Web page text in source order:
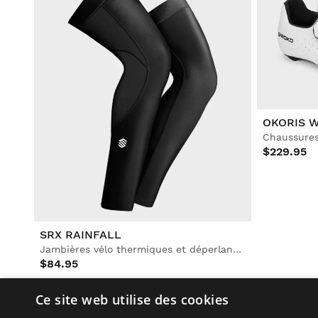
SRX RAINFALL
Jambières vélo thermiques et déperlantes
$84.95
OKORIS
$229.95
Découvrez l'équipement vélo et cycliste SRX de Siroko
Ce site web utilise des cookies